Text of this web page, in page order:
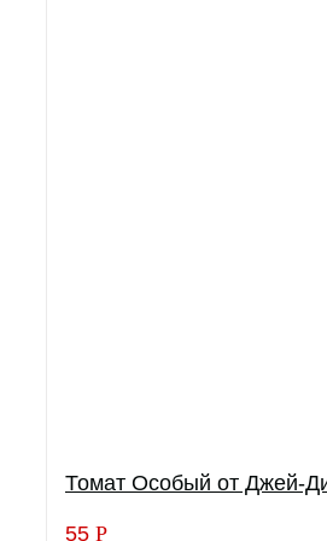
Томат Особый от Джей-
55 Р